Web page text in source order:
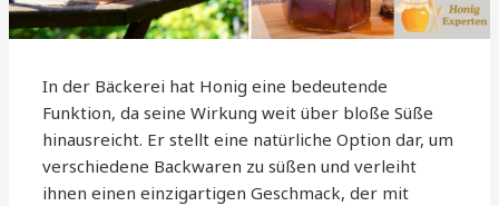
In der Bäckerei hat Honig eine bedeutende
Funktion, da seine Wirkung weit über bloße Süße
hinausreicht. Er stellt eine natürliche Option dar, um
verschiedene Backwaren zu süßen und verleiht
ihnen einen einzigartigen Geschmack, der mit